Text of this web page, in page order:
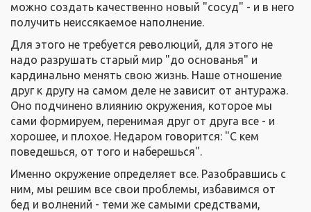
можно создать качественно новый "сосуд" - и в него
получить неиссякаемое наполнение.
Для этого не требуется революций, для этого не
надо разрушать старый мир "до основанья" и
кардинально менять свою жизнь. Наше отношение
друг к другу на самом деле не зависит от антуража.
Оно подчинено влиянию окружения, которое мы
сами формируем, перенимая друг от друга все - и
хорошее, и плохое. Недаром говорится: "С кем
поведешься, от того и наберешься".
Именно окружение определяет все. Разобравшись с
ним, мы решим все свои проблемы, избавимся от
бед и волнений - теми же самыми средствами,